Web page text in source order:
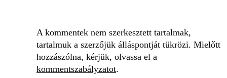
A kommentek nem szerkesztett tartalmak,
tartalmuk a szerzőjük álláspontját tükrözi. Mielőtt
hozzászólna, kérjük, olvassa el a
kommentszabályzatot.